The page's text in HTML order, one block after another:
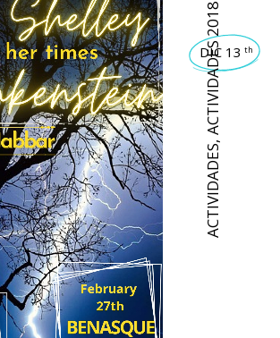
ACTIVIDADES
,
ACTIVIDADES 2018
DIC 13 th